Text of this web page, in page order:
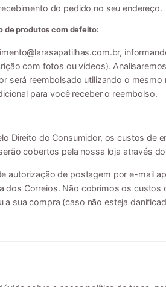
do pedido no seu endereço.
de produtos com defeito:
,
com fotos ou vídeos).
será reembolsado utilizando o
para você receber o reembolso.
Direito do Consumidor, os custos de
cobertos pela nossa loja através
autorização de postagem por e-mail
dos Correios. Não cobrimos os
a sua compra (caso não esteja